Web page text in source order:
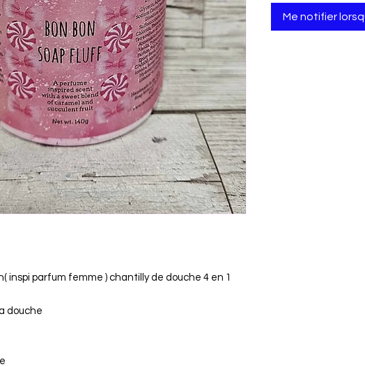
inspi parfum femme ) chantilly de douche 4 en 1
douche
Me notifier